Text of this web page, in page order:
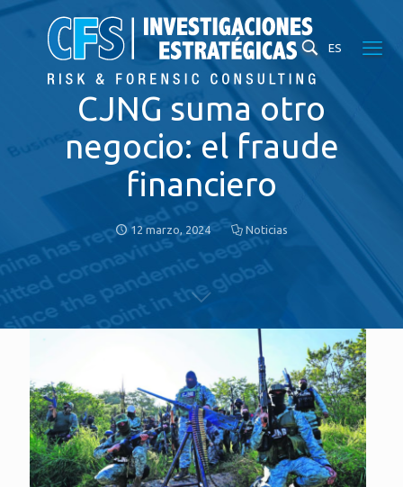
ES
CJNG suma otro
negocio: el fraude
financiero
12 marzo, 2024 Noticias